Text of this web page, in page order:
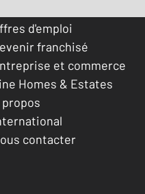
d'emploi
franchisé
et commerce
Homes & Estates
propos
contacter